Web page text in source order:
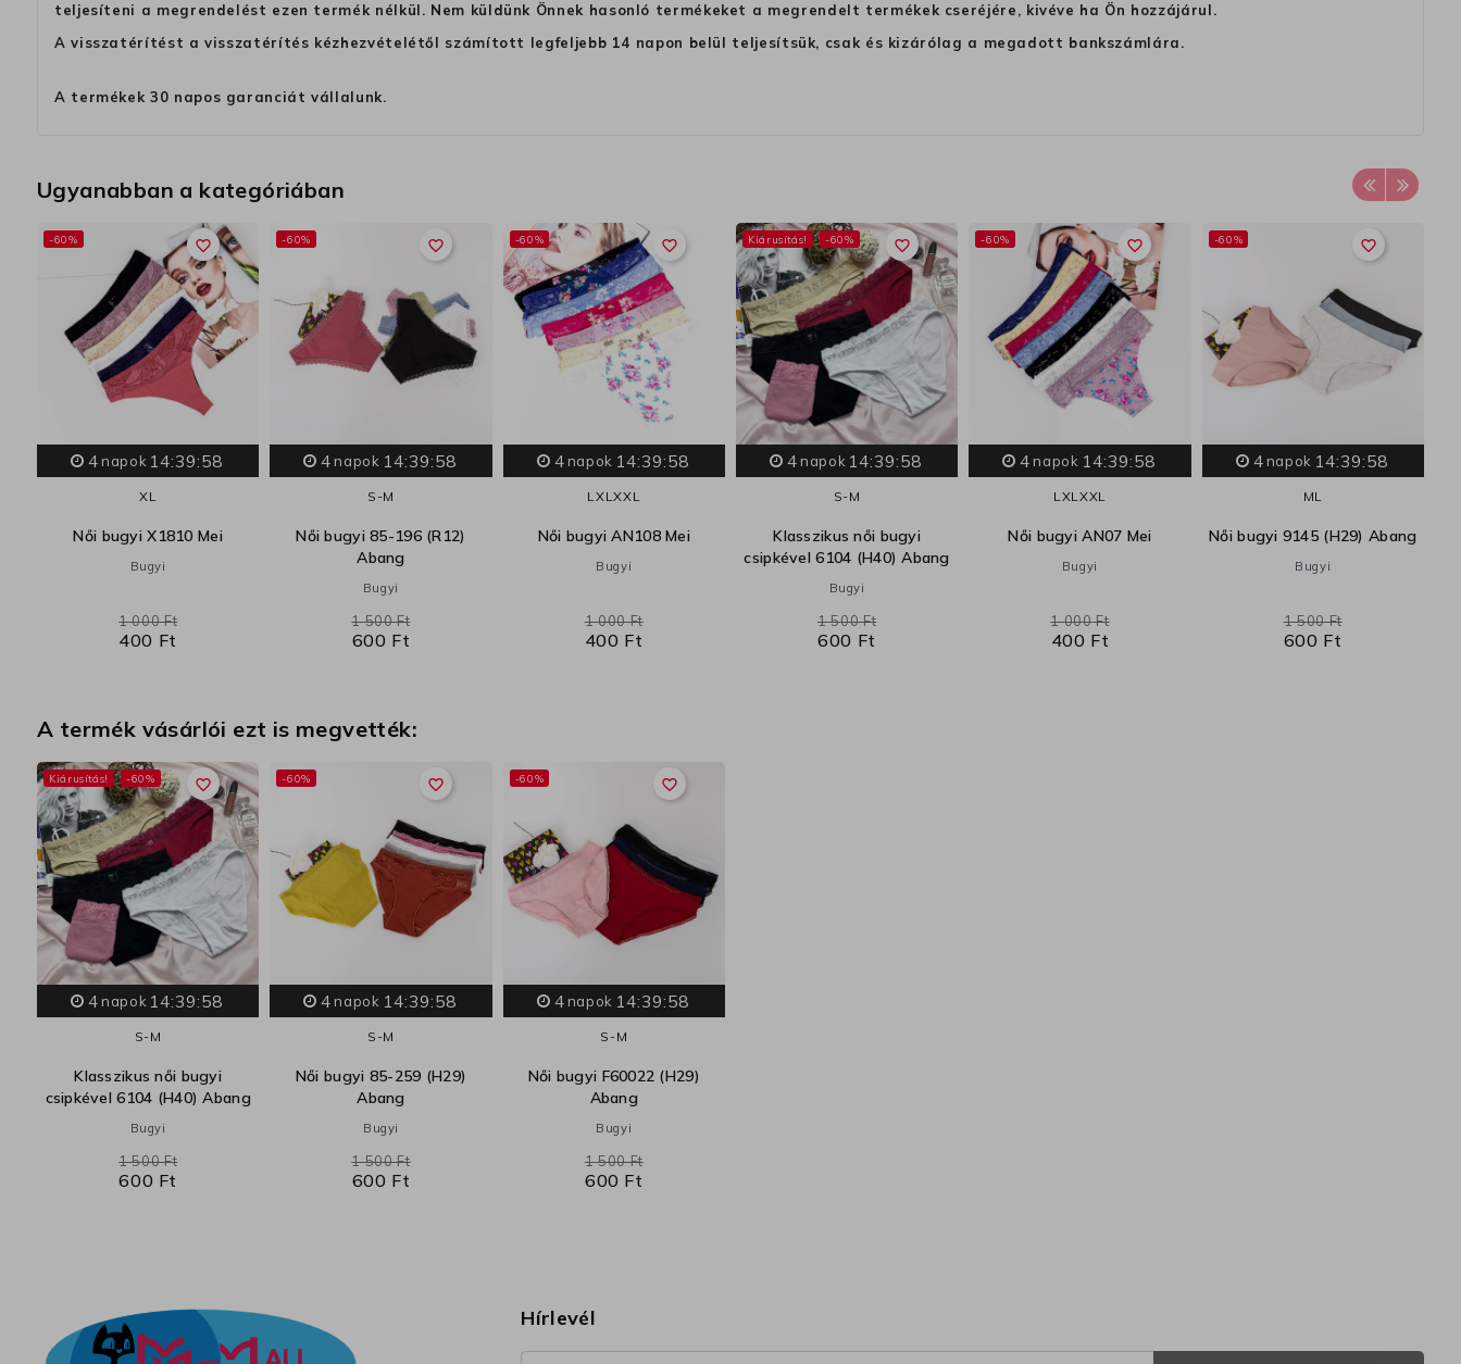
teljesíteni a megrendelést ezen termék nélkül. Nem küldünk Önnek hasonló termékeket a megrendelt termékek cseréjére, kivéve ha Ön hozzájárul.
A visszatérítést a visszatérítés kézhezvételétől számított legfeljebb 14 napon belül teljesítsük, csak és kizárólag a megadott bankszámlára.
A termékek 30 napos garanciát vállalunk.
Ugyanabban a kategóriában
favorite_border
-60%
4napok 14:39:57
XL
Női bugyi X1810 Mei
Bugyi
400 Ft
1 000 Ft
favorite_border
-60%
4 napok 14:39:57
S-M
Női bugyi 85-196 (R12)
Abang
Bugyi
600 Ft
1 500 Ft
favorite_border
-60%
4napok 14:39:57
LXLXXL
Női bugyi AN108 Mei
Bugyi
400 Ft
1 000 Ft
favorite_border
Kiárusítás! -60%
4napok 14:39:57
S-M
Klasszikus női bugyi
csipkével 6104 (H40) Abang
Bugyi
600 Ft
1 500 Ft
favorite_border
-60%
4 napok 14:39:57
LXLXXL
Női bugyi AN07 Mei
Bugyi
400 Ft
1 000 Ft
favorite_border
-60%
4napok 14:39:57
ML
Női bugyi 9145 (H29) Abang
Bugyi
600 Ft
1 500 Ft
A termék vásárlói ezt is megvették:
favorite_border
Kiárusítás! -60%
4napok 14:39:57
S-M
Klasszikus női bugyi
csipkével 6104 (H40) Abang
Bugyi
600 Ft
1 500 Ft
favorite_border
-60%
4 napok 14:39:57
S-M
Női bugyi 85-259 (H29)
Abang
Bugyi
600 Ft
1 500 Ft
favorite_border
-60%
4napok 14:39:57
S-M
Női bugyi F60022 (H29)
Abang
Bugyi
600 Ft
1 500 Ft
Hírlevél